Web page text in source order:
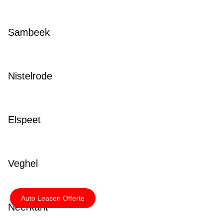
Sambeek
Nistelrode
Elspeet
Veghel
Neerkant
Auto Leasen Offerte